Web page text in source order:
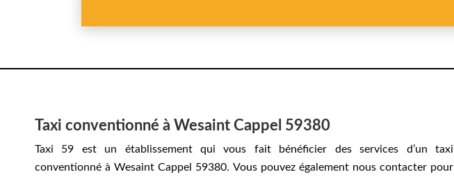
Taxi conventionné à Wesaint Cappel 59380
Taxi 59 est un établissement qui vous fait bénéficier des services d’un taxi
conventionné à Wesaint Cappel 59380. Vous pouvez également nous contacter pour